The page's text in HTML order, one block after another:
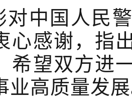
对中国人民
心感谢，指
希望双方进
业高质量发